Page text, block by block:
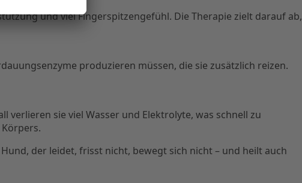
und viel Fingerspitzengefühl. Die Therapie zielt darauf ab,
produzieren müssen, die sie zusätzlich reizen.
verlieren sie viel Wasser und Elektrolyte, was schnell zu
der leidet, frisst nicht, bewegt sich nicht – und heilt auch